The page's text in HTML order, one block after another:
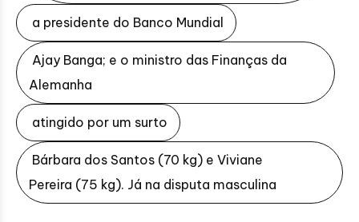
a presidente do Banco Mundial
Ajay Banga; e o ministro das Finanças da
Alemanha
atingido por um surto
Bárbara dos Santos (70 kg) e Viviane
Pereira (75 kg). Já na disputa masculina